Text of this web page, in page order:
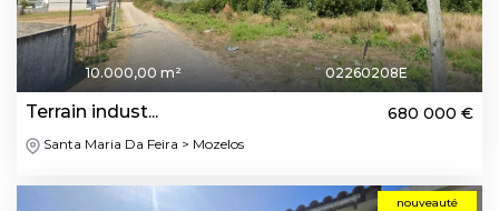
10.000,00 m² 02260208E
Terrain indust... 680 000 €
Santa Maria Da Feira > Mozelos
nouveauté